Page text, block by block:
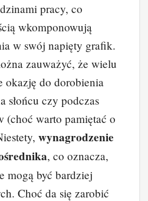
pracy, co
wkomponowują
w swój napięty grafik.
zauważyć, że wielu
okazję do dorobienia
słońcu czy podczas
(choć warto pamiętać o
wynagrodzenie
, co oznacza,
mogą być bardziej
Choć da się zarobić